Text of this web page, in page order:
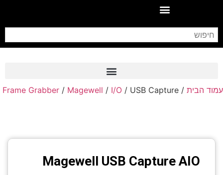
Frame Grabber
PTZ Confrence Camera
עמוד הבית /
Frame Grabber / Magewell / I/O / USB Capture
Magewell USB Capture AIO